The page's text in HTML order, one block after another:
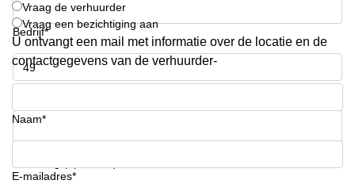
Kantoor
te huur
in Sint-
Niklaas
Bedrijf*
Telefoonnummer*
Vraag de verhuurder
Vraag een bezichtiging aan
U ontvangt een mail met informatie over de locatie en de
contactgegevens van de verhuurder-
Naam*
E-mailadres*